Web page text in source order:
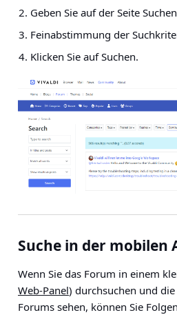
Geben Sie auf der Seite
Feinabstimmung der
Klicken Sie auf Suchen.
Suche in der mobilen
Wenn Sie das Forum in einem
Web-Panel) durchsuchen und
Forums sehen, können Sie